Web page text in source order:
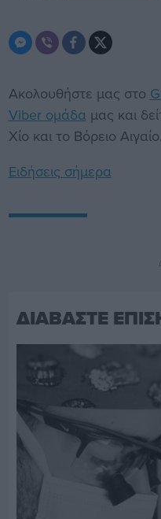
Ακολουθήστε μας στο
Viber ομάδα μας και
Χίο και το Βόρειο Αιγαίο.
Ειδήσεις σήμερα
ΔΙΑΒΑΣΤΕ